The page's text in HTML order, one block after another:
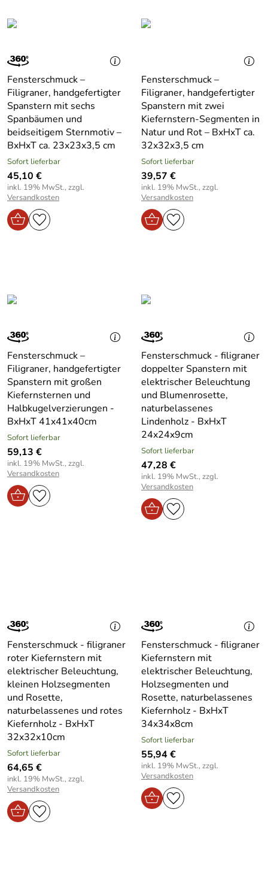
Fensterschmuck –
Filigraner, handgefertigter
Spanstern mit sechs
Spanbäumen und
beidseitigem Sternmotiv –
BxHxT ca. 23x23x3,5 cm
Sofort lieferbar
45,10 €
inkl. 19% MwSt., zzgl.
Versandkosten
Fensterschmuck –
Filigraner, handgefertigter
Spanstern mit zwei
Kiefernstern-Segmenten in
Natur und Rot – BxHxT ca.
32x32x3,5 cm
Sofort lieferbar
39,57 €
inkl. 19% MwSt., zzgl.
Versandkosten
Fensterschmuck –
Filigraner, handgefertigter
Spanstern mit großen
Kiefernsternen und
Halbkugelverzierungen -
BxHxT 41x41x40cm
Sofort lieferbar
59,13 €
inkl. 19% MwSt., zzgl.
Versandkosten
Fensterschmuck - filigraner
doppelter Spanstern mit
elektrischer Beleuchtung
und Blumenrosette,
naturbelassenes
Lindenholz - BxHxT
24x24x9cm
Sofort lieferbar
47,28 €
inkl. 19% MwSt., zzgl.
Versandkosten
Fensterschmuck - filigraner
roter Kiefernstern mit
elektrischer Beleuchtung,
kleinen Holzsegmenten
und Rosette,
naturbelassenes und rotes
Kiefernholz - BxHxT
32x32x10cm
Sofort lieferbar
64,65 €
inkl. 19% MwSt., zzgl.
Versandkosten
Fensterschmuck - filigraner
Kiefernstern mit
elektrischer Beleuchtung,
Holzsegmenten und
Rosette, naturbelassenes
Kiefernholz - BxHxT
34x34x8cm
Sofort lieferbar
55,94 €
inkl. 19% MwSt., zzgl.
Versandkosten